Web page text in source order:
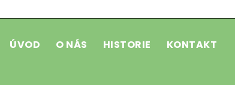
ÚVOD O NÁS HISTORIE KONTAKT